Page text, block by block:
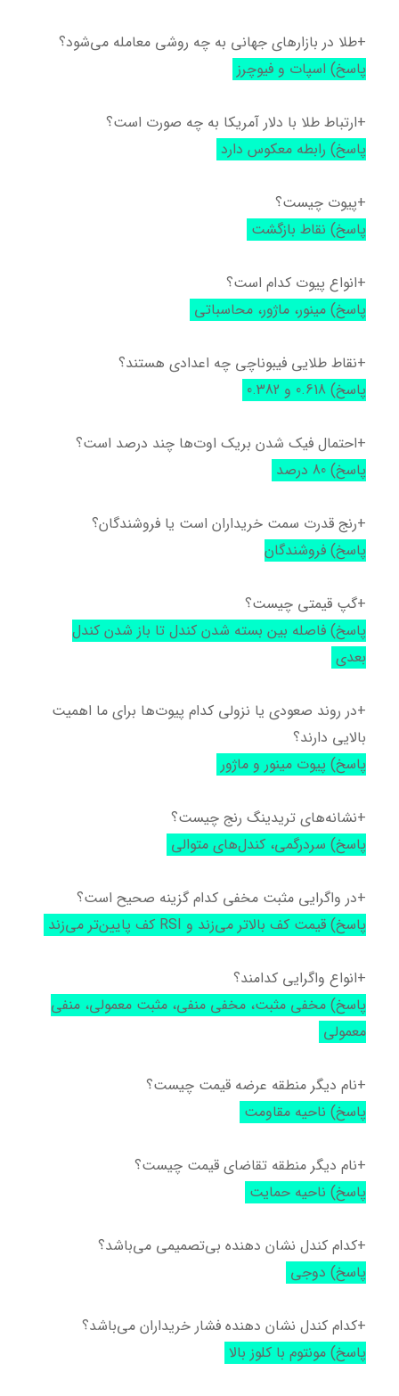
+طلا در بازارهای جهانی به چه روشی معامله می‌شود؟
پاسخ) اسپات و فیوچرز
+ارتباط طلا با دلار آمریکا به چه صورت است؟
پاسخ) رابطه معکوس دارد
+پیوت چیست؟
پاسخ) نقاط بازگشت
+انواع پیوت کدام است؟
پاسخ) مینور، ماژور، محاسباتی
+نقاط طلایی فیبوناچی چه اعدادی هستند؟
پاسخ) 0.618 و 0.382
+احتمال فیک شدن بریک اوت‌ها چند درصد است؟
پاسخ) 80 درصد
+رنج قدرت سمت خریداران است یا فروشندگان؟
پاسخ) فروشندگان
+گپ قیمتی چیست؟
پاسخ) فاصله بین بسته شدن کندل تا باز شدن کندل
بعدی
+در روند صعودی یا نزولی کدام پیوت‌ها برای ما اهمیت
بالایی دارند؟
پاسخ) پیوت مینور و ماژور
+نشانه‌های تریدینگ رنج چیست؟
پاسخ) سردرگمی، کندل‌های متوالی
+در واگرایی مثبت مخفی کدام گزینه صحیح است؟
پاسخ) قیمت کف بالاتر می‌زند و RSI کف پایین‌تر می‌زند
+انواع واگرایی کدامند؟
پاسخ) مخفی مثبت، مخفی منفی، مثبت معمولی، منفی
معمولی
+نام دیگر منطقه عرضه قیمت چیست؟
پاسخ) ناحیه مقاومت
+نام دیگر منطقه تقاضای قیمت چیست؟
پاسخ) ناحیه حمایت
+کدام کندل نشان دهنده بی‌تصمیمی می‌باشد؟
پاسخ) دوجی
+کدام کندل نشان دهنده فشار خریداران می‌باشد؟
پاسخ) مونتوم با کلوز بالا